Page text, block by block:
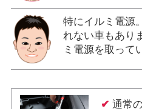
特にイルミ電源
れない車もあり
ミ電源を取って
✔通常